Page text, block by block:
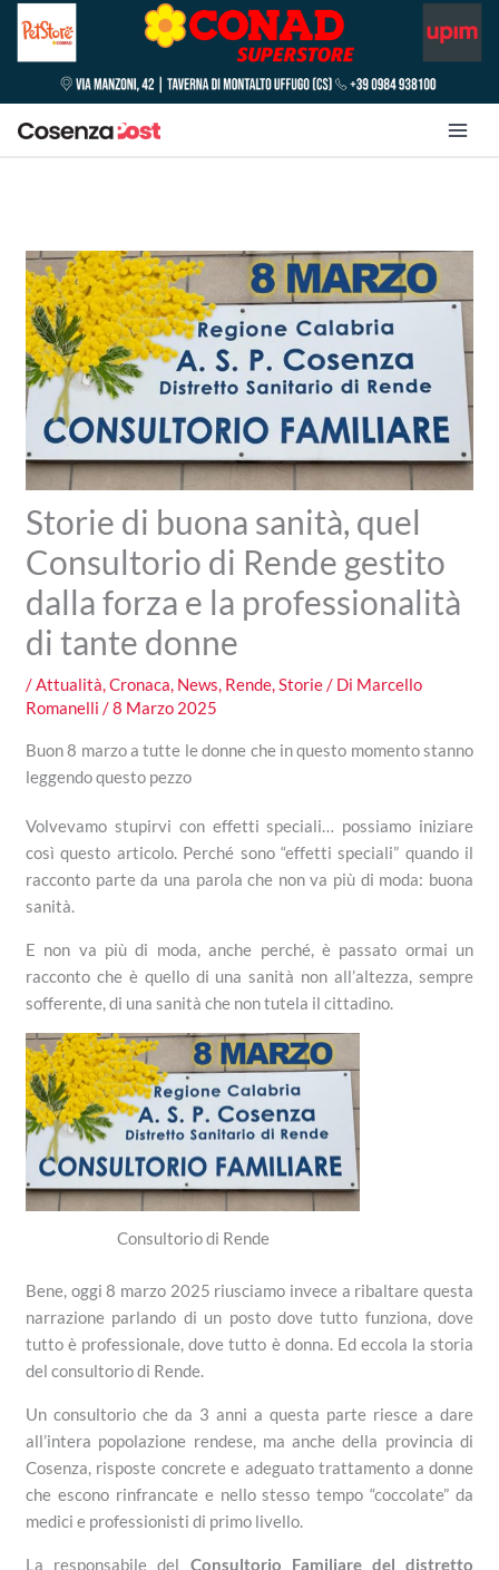
Storie di buona sanità, quel
Consultorio di Rende gestito
dalla forza e la professionalità
di tante donne
/ Attualità ,Cronaca News Rende Storie / Di Marcello
Romanelli /8 Marzo 2025
Buon 8 marzo a tutte le donne che in questo momento stanno
leggendo questo pezzo
Volvevamo stupirvi con effetti speciali… possiamo iniziare
così questo articolo. Perché sono “effetti speciali” quando il
racconto parte da una parola che non va più di moda: buona
sanità.
E non va più di moda, anche perché, è passato ormai un
racconto che è quello di una sanità non all’altezza, sempre
sofferente, di una sanità che non tutela il cittadino.
Consultorio di Rende
Bene, oggi 8 marzo 2025 riusciamo invece a ribaltare questa
narrazione parlando di un posto dove tutto funziona, dove
tutto è professionale, dove tutto è donna. Ed eccola la storia
del consultorio di Rende.
Un consultorio che da 3 anni a questa parte riesce a dare
all’intera popolazione rendese, ma anche della provincia di
Cosenza, risposte concrete e adeguato trattamento a donne
che escono rinfrancate e nello stesso tempo “coccolate” da
medici e professionisti di primo livello.
La responsabile del Consultorio Familiare del distretto